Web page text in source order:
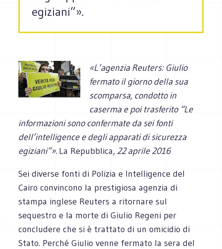
egiziani”».
«L’agenzia Reuters: Giulio
fermato il giorno della sua
scomparsa, condotto in
caserma e poi trasferito “Le
informazioni sono confermate da sei fonti
dell’intelligence e degli apparati di sicurezza
egiziani”». La Repubblica, 22 aprile 2016
Sei diverse fonti di Polizia e Intelligence del
Cairo convincono la prestigiosa agenzia di
stampa inglese Reuters a ritornare sul
sequestro e la morte di Giulio Regeni per
concludere che si è trattato di un omicidio di
Stato. Perché Giulio venne fermato la sera del